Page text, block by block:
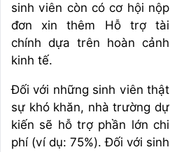
sinh viên còn có cơ hội nộp
đơn xin thêm Hỗ trợ tài
chính dựa trên hoàn cảnh
kinh tế.
Đối với những sinh viên thật
sự khó khăn, nhà trường dự
kiến sẽ hỗ trợ phần lớn chi
phí (ví dụ: 75%). Đối với sinh